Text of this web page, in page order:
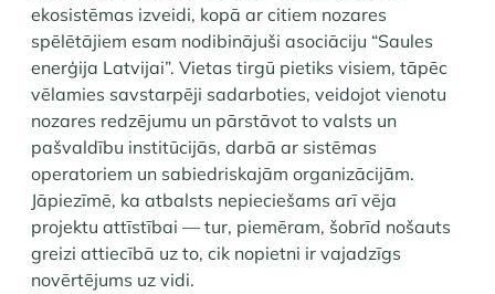
ekosistēmas izveidi, kopā ar citiem nozares
spēlētājiem esam nodibinājuši asociāciju “Saules
enerģija Latvijai”. Vietas tirgū pietiks visiem, tāpēc
vēlamies savstarpēji sadarboties, veidojot vienotu
nozares redzējumu un pārstāvot to valsts un
pašvaldību institūcijās, darbā ar sistēmas
operatoriem un sabiedriskajām organizācijām.
Jāpiezīmē, ka atbalsts nepieciešams arī vēja
projektu attīstībai — tur, piemēram, šobrīd nošauts
greizi attiecībā uz to, cik nopietni ir vajadzīgs
novērtējums uz vidi.